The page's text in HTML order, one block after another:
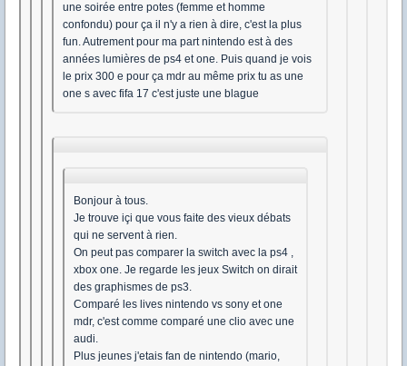
une soirée entre potes (femme et homme
confondu) pour ça il n'y a rien à dire, c'est la plus
fun. Autrement pour ma part nintendo est à des
années lumières de ps4 et one. Puis quand je vois
le prix 300 e pour ça mdr au même prix tu as une
one s avec fifa 17 c'est juste une blague
Bonjour à tous.
Je trouve içi que vous faite des vieux débats
qui ne servent à rien.
On peut pas comparer la switch avec la ps4 ,
xbox one. Je regarde les jeux Switch on dirait
des graphismes de ps3.
Comparé les lives nintendo vs sony et one
mdr, c'est comme comparé une clio avec une
audi.
Plus jeunes j'etais fan de nintendo (mario,